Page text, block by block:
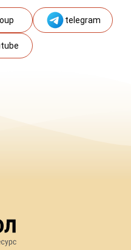
telegram